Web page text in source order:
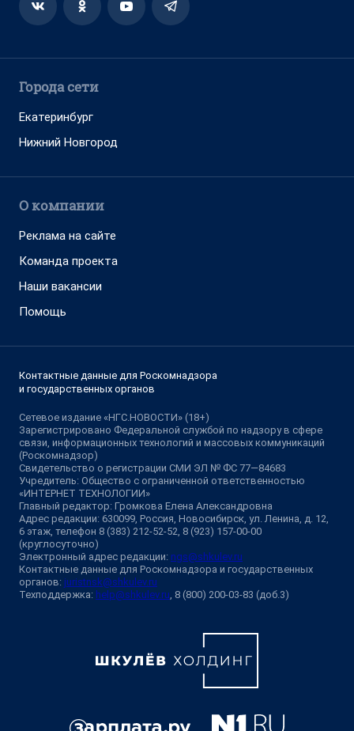
Города сети
Екатеринбург
Нижний Новгород
О компании
Реклама на сайте
Команда проекта
Наши вакансии
Помощь
Контактные данные для Роскомнадзора
и государственных органов
Сетевое издание «НГС.НОВОСТИ» (18+)
Зарегистрировано Федеральной службой по надзору в сфере
связи, информационных технологий и массовых коммуникаций
(Роскомнадзор)
Свидетельство о регистрации СМИ ЭЛ № ФС 77—84683
Учредитель: Общество с ограниченной ответственностью
«ИНТЕРНЕТ ТЕХНОЛОГИИ»
Главный редактор: Громкова Елена Александровна
Адрес редакции: 630099, Россия, Новосибирск, ул. Ленина, д. 12,
6 этаж, телефон 8 (383) 212-52-52, 8 (923) 157-00-00
(круглосуточно)
Электронный адрес редакции: ngs@shkulev.ru
Контактные данные для Роскомнадзора и государственных
органов: juristnsk@shkulev.ru
Техподдержка: help@shkulev.ru, 8 (800) 200-03-83 (доб.3)